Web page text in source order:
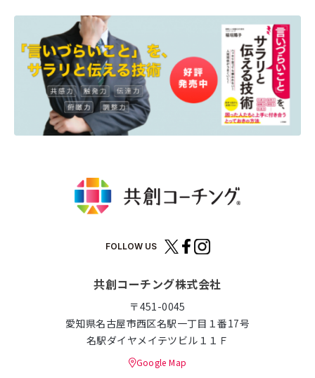
FOLLOW US
共創コーチング株式会社
〒451-0045
愛知県名古屋市西区名駅一丁目１番17号
名駅ダイヤメイテツビル１１Ｆ
Google Map